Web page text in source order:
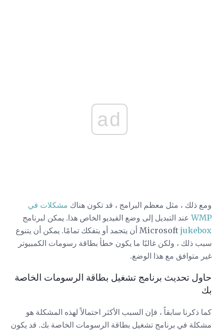
ad
ومع ذلك ، مثل معظم البرامج ، قد تكون هناك مشكلات في
WMPعند التبديل إلى وضع الفيديو الخاص هذا. يمكن لبرنامج
Microsoft jukebox
أن يتجمد أو يتفكك تمامًا. يمكن أن يتنوع
سبب ذلك ، ولكن غالبًا ما يكون خطأ بطاقة رسومات الكمبيوتر
غير متوافق مع هذا الوضع.
حاول تحديث برنامج تشغيل بطاقة الرسومات الخاصة
بك
كما ذكرنا سابقاً ، فإن السبب الأكثر احتمالاً لهذه المشكلة هو
مشكلة في برنامج تشغيل بطاقة الرسومات الخاصة بك. قد يكون